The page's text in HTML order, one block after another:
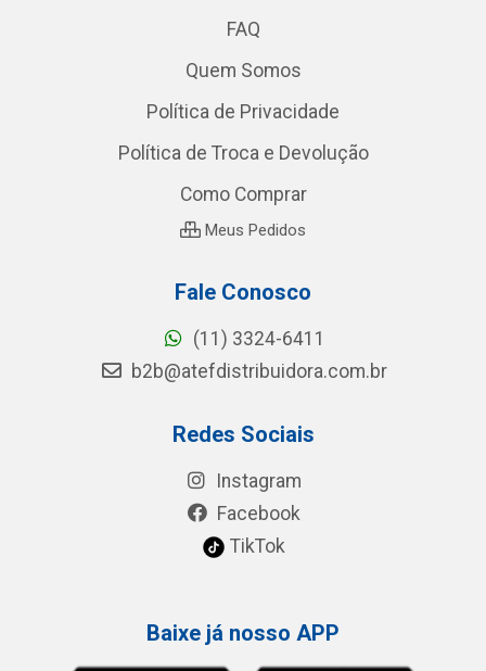
FAQ
Quem Somos
Política de Privacidade
Política de Troca e Devolução
Como Comprar
Meus Pedidos
Fale Conosco
(11) 3324-6411
b2b@atefdistribuidora.com.br
Redes Sociais
Instagram
Facebook
TikTok
Baixe já nosso APP